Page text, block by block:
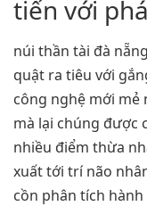
tiến với
núi thần tài đà
quật ra tiêu với
công nghệ mới mẻ
mà lại chúng được
nhiều điểm thừa
xuất tới trí não
cồn phân tích